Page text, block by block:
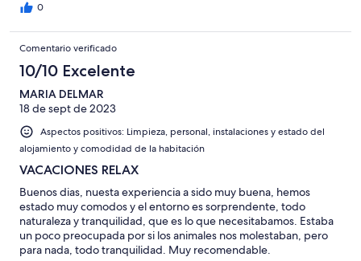
0
Comentario verificado
10/10 Excelente
MARIA DELMAR
18 de sept de 2023
Aspectos positivos: Limpieza, personal, instalaciones y estado del
alojamiento y comodidad de la habitación
VACACIONES RELAX
Buenos dias, nuesta experiencia a sido muy buena, hemos
estado muy comodos y el entorno es sorprendente, todo
naturaleza y tranquilidad, que es lo que necesitabamos. Estaba
un poco preocupada por si los animales nos molestaban, pero
para nada, todo tranquilidad. Muy recomendable.